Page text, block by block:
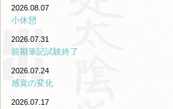
2026.08.07
小休憩
2026.07.31
前期筆記試験終了
2026.07.24
感覚の変化
2026.07.17